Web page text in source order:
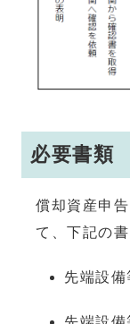
必要書類
償却資産申
て、下記の
先端設